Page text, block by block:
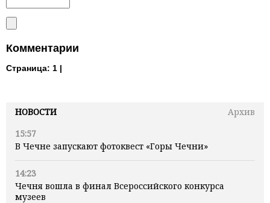
НОВОСТИ
Архив
15:57
В Чечне запускают фотоквест «Горы Чечни»
14:23
Чечня вошла в финал Всероссийского конкурса
музеев
Комментарии
Страница: 1 |